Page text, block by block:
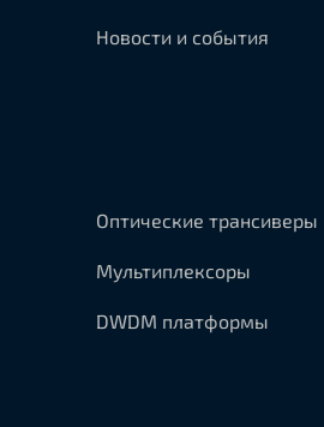
Новости и события
Оптические трансиверы
Мультиплексоры
DWDM платформы